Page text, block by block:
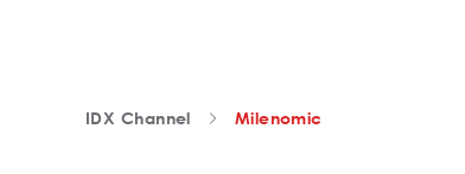
IDX Channel Milenomic